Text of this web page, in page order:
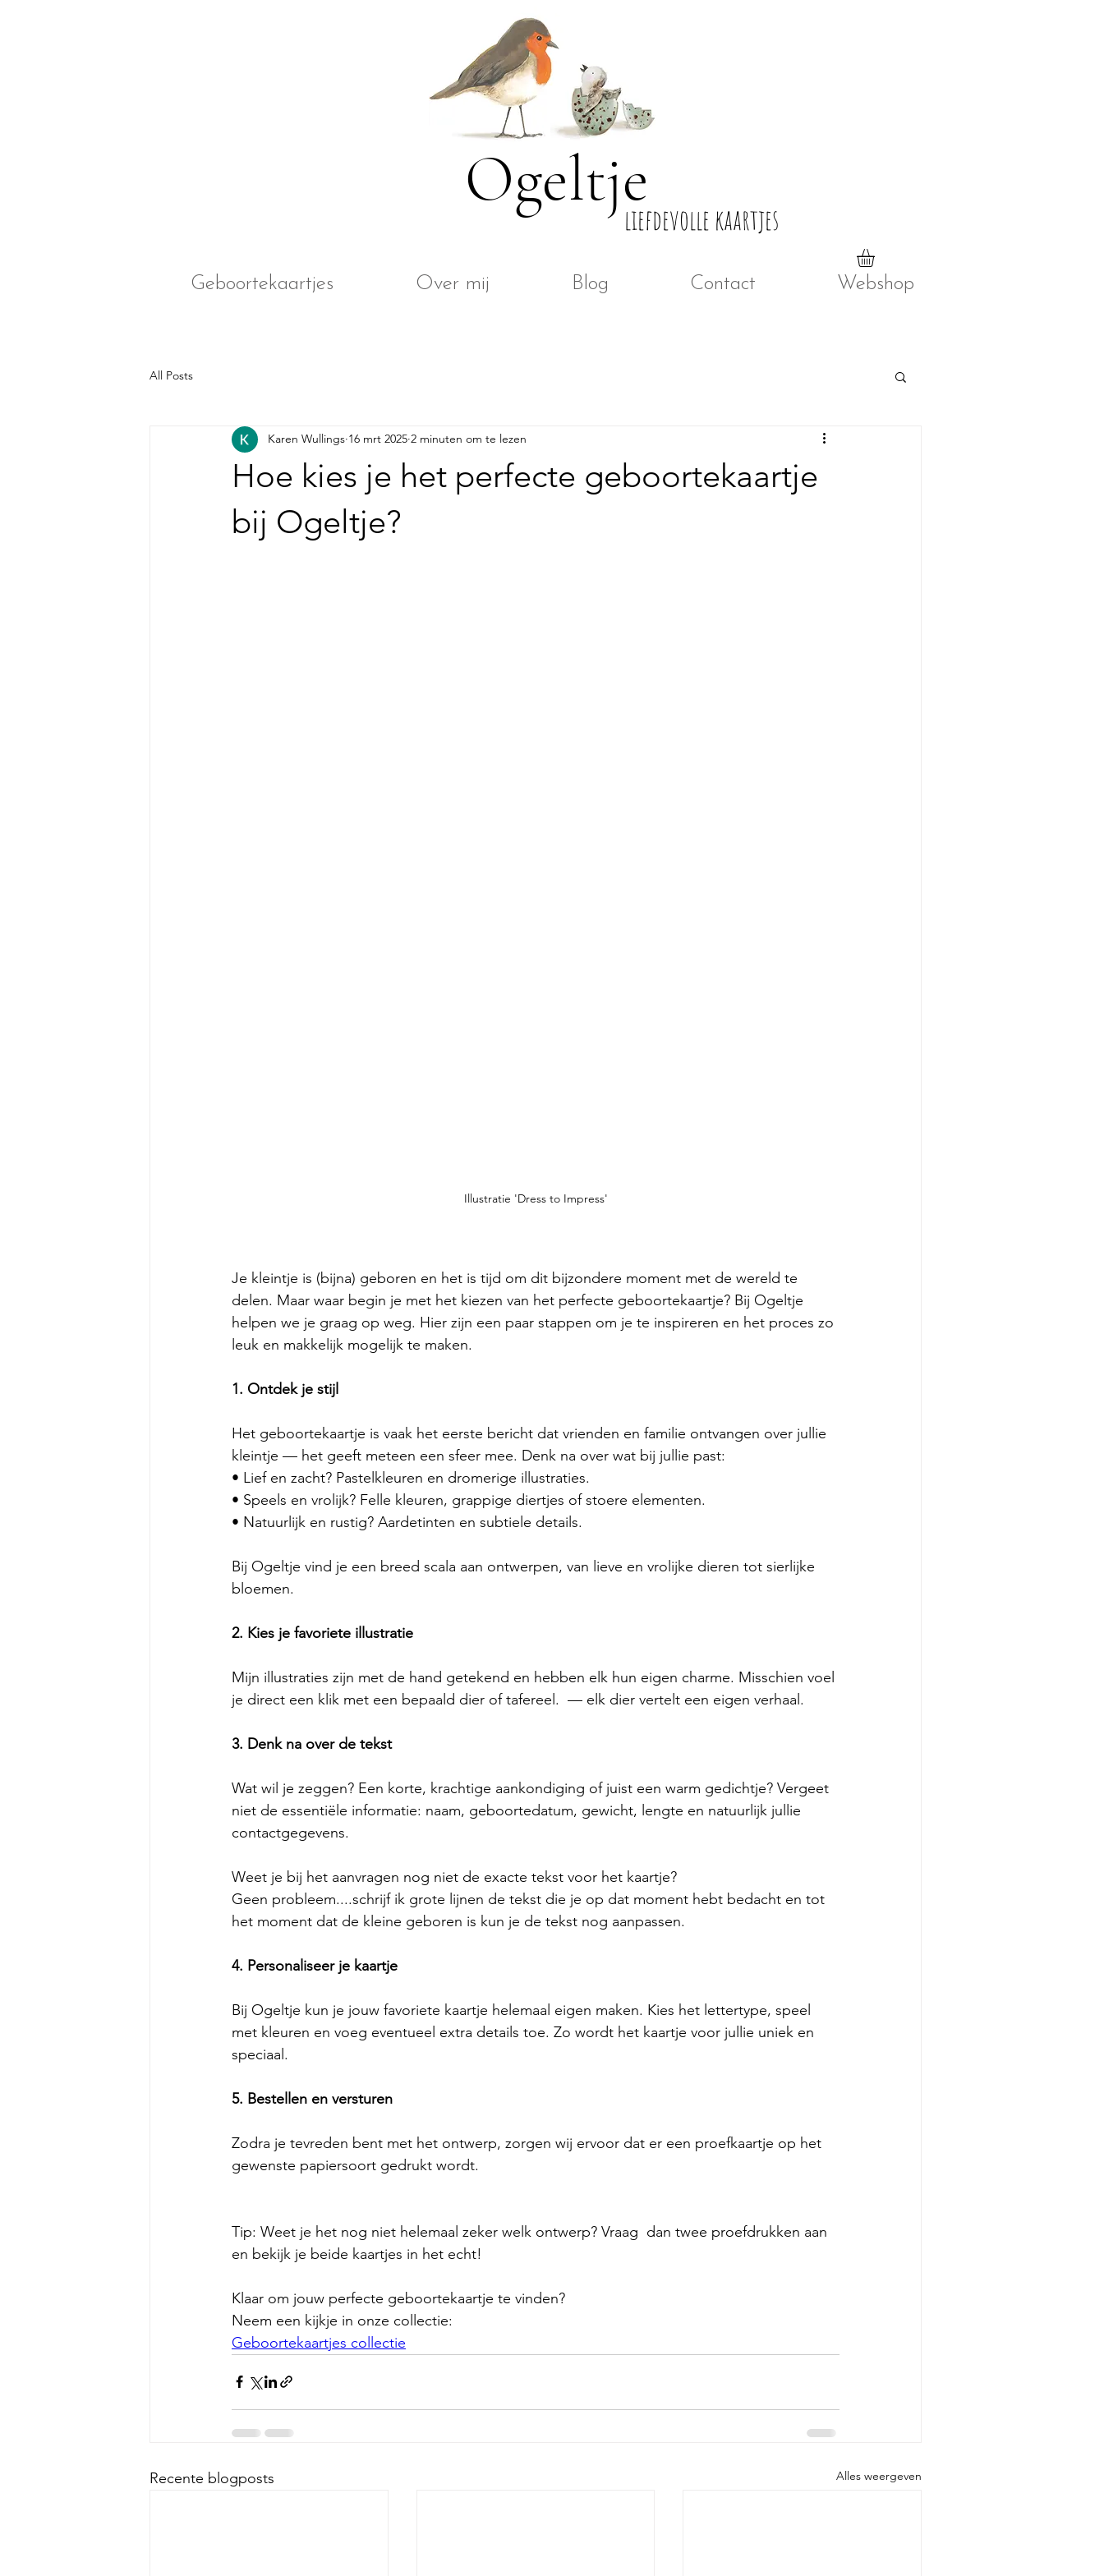
liefdevolle kaartjes
Ogeltje
Geboortekaartjes Over mij Blog Contact Webshop
All Posts
Hoe kies je het perfecte geboortekaartje
bij Ogeltje?
Karen Wullings 16 mrt 2025 2 minuten om te lezen
Illustratie 'Dress to Impress'
Je kleintje is (bijna) geboren en het is tijd om dit bijzondere moment met de wereld te
delen. Maar waar begin je met het kiezen van het perfecte geboortekaartje? Bij Ogeltje
helpen we je graag op weg. Hier zijn een paar stappen om je te inspireren en het proces zo
leuk en makkelijk mogelijk te maken.
1. Ontdek je stijl
Het geboortekaartje is vaak het eerste bericht dat vrienden en familie ontvangen over jullie
kleintje — het geeft meteen een sfeer mee. Denk na over wat bij jullie past:
• Lief en zacht? Pastelkleuren en dromerige illustraties.
• Speels en vrolijk? Felle kleuren, grappige diertjes of stoere elementen.
• Natuurlijk en rustig? Aardetinten en subtiele details.
Bij Ogeltje vind je een breed scala aan ontwerpen, van lieve en vrolijke dieren tot sierlijke
bloemen.
2. Kies je favoriete illustratie
Mijn illustraties zijn met de hand getekend en hebben elk hun eigen charme. Misschien voel
je direct een klik met een bepaald dier of tafereel.  — elk dier vertelt een eigen verhaal.
3. Denk na over de tekst
Wat wil je zeggen? Een korte, krachtige aankondiging of juist een warm gedichtje? Vergeet
niet de essentiële informatie: naam, geboortedatum, gewicht, lengte en natuurlijk jullie
contactgegevens.
Weet je bij het aanvragen nog niet de exacte tekst voor het kaartje?
Geen probleem....schrijf ik grote lijnen de tekst die je op dat moment hebt bedacht en tot
het moment dat de kleine geboren is kun je de tekst nog aanpassen.
4. Personaliseer je kaartje
Bij Ogeltje kun je jouw favoriete kaartje helemaal eigen maken. Kies het lettertype, speel
met kleuren en voeg eventueel extra details toe. Zo wordt het kaartje voor jullie uniek en
speciaal.
5. Bestellen en versturen
Zodra je tevreden bent met het ontwerp, zorgen wij ervoor dat er een proefkaartje op het
gewenste papiersoort gedrukt wordt.
Tip: Weet je het nog niet helemaal zeker welk ontwerp? Vraag  dan twee proefdrukken aan
en bekijk je beide kaartjes in het echt!
Klaar om jouw perfecte geboortekaartje te vinden?
Neem een kijkje in onze collectie:
Geboortekaartjes collectie
Recente blogposts Alles weergeven